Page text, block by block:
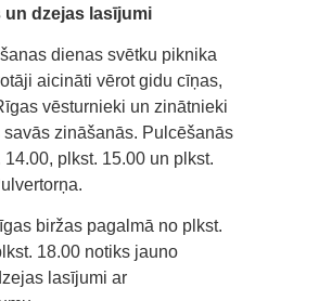
un dzejas lasījumi
dienas svētku piknika
aicināti vērot gidu cīņas,
vēsturnieki un zinātnieki
zināšanās. Pulcēšanās
14.00, plkst. 15.00 un plkst.
biržas pagalmā no plkst.
18.00 notiks jauno
lasījumi ar